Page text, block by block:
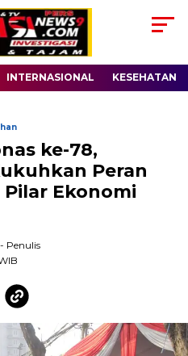
INTERNASIONAL KESEHATAN
ke-78,
Peran
Pilar Ekonomi
- Penulis